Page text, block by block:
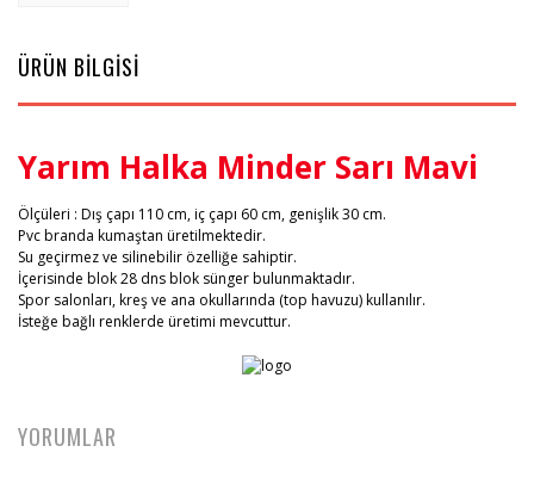
ÜRÜN BİLGİSİ
Yarım Halka Minder Sarı Mavi
Ölçüleri : Dış çapı 110 cm, iç çapı 60 cm, genişlik 30 cm.
Pvc branda kumaştan üretilmektedir.
Su geçirmez ve silinebilir özelliğe sahiptir.
İçerisinde blok 28 dns blok sünger bulunmaktadır.
Spor salonları, kreş ve ana okullarında (top havuzu) kullanılır.
İsteğe bağlı renklerde üretimi mevcuttur.
YORUMLAR